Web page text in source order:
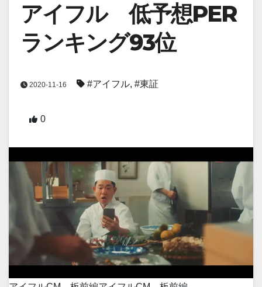
アイフル 低予想PER
ランキング93位
2020-11-16 #アイフル, #東証
0